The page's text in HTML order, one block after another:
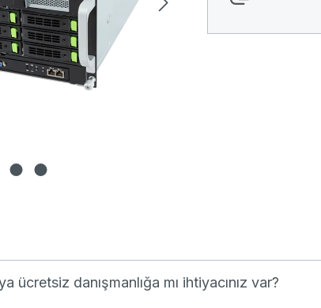
ücretsiz danışmanlığa mı ihtiyacınız var?